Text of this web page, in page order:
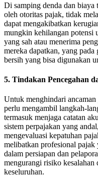
Di samping denda dan biaya
oleh otoritas pajak, tidak
dapat mengakibatkan
mungkin kehilangan potensi
yang sah atau menerima
mereka dapatkan, yang
bersih yang bisa digunakan
5. Tindakan Pencegahan
Untuk menghindari ancaman
perlu mengambil langkah-
termasuk menjaga catatan
sistem perpajakan yang
mengevaluasi kepatuhan
melibatkan profesional
dalam persiapan dan
mengurangi risiko kesalahan
keseluruhan.